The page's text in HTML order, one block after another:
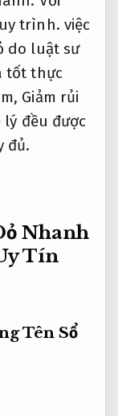
trình. việc
do luật sư
tốt thực
Giảm rủi
đều được
đủ.
Nhanh
Tín
Tên Sổ